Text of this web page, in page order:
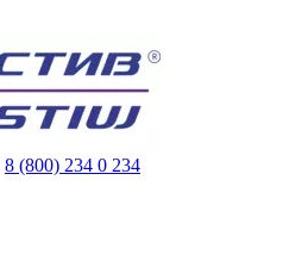
8 (800) 234 0 234